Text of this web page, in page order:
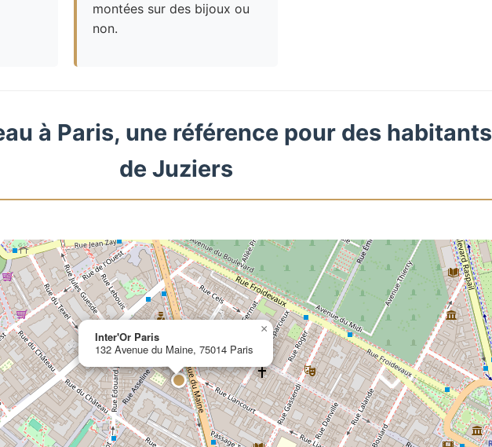
montées sur des bijoux ou
non.
à Paris, une référence pour des habitants
de Juziers
Inter'Or Paris
132 Avenue du Maine, 75014 Paris
×